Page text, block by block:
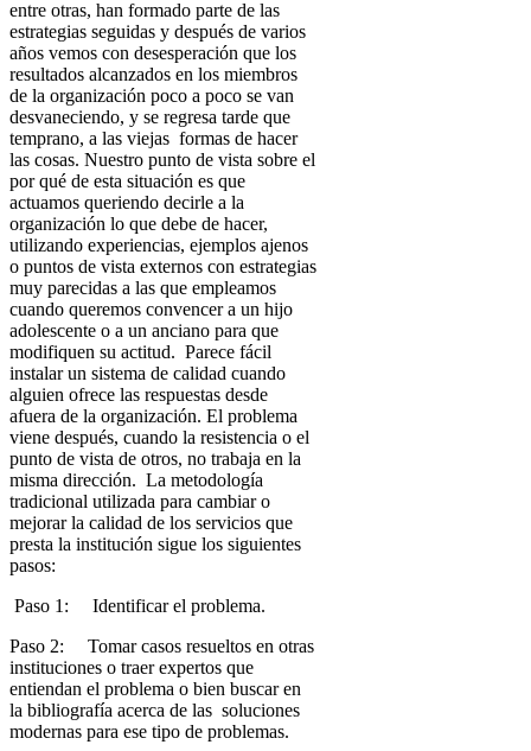
entre otras, han formado parte de las
estrategias seguidas y después de varios
años vemos con desesperación que los
resultados alcanzados en los miembros
de la organización poco a poco se van
desvaneciendo, y se regresa tarde que
temprano, a las viejas formas de hacer
las cosas. Nuestro punto de vista sobre el
por qué de esta situación es que
actuamos queriendo decirle a la
organización lo que debe de hacer,
utilizando experiencias, ejemplos ajenos
o puntos de vista externos con estrategias
muy parecidas a las que empleamos
cuando queremos convencer a un hijo
adolescente o a un anciano para que
modifiquen su actitud. Parece fácil
instalar un sistema de calidad cuando
alguien ofrece las respuestas desde
afuera de la organización. El problema
viene después, cuando la resistencia o el
punto de vista de otros, no trabaja en la
misma dirección. La metodología
tradicional utilizada para cambiar o
mejorar la calidad de los servicios que
presta la institución sigue los siguientes
pasos:
Paso 1: Identificar el problema.
Paso 2: Tomar casos resueltos en otras
instituciones o traer expertos que
entiendan el problema o bien buscar en
la bibliografía acerca de las soluciones
modernas para ese tipo de problemas.